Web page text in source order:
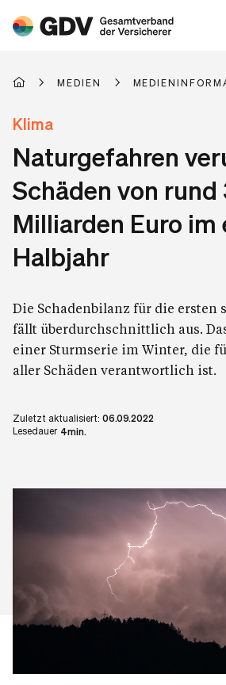
MEDIEN
Klima
Naturgefahren
Schäden von rund
Milliarden Euro im
Halbjahr
Die Schadenbilanz für die ersten
fällt überdurchschnittlich aus.
einer Sturmserie im Winter, die
aller Schäden verantwortlich ist.
Zuletzt aktualisiert: 06.09.2022
Lesedauer 4min.